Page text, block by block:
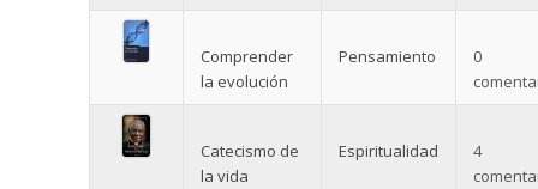
Comprender
la evolución
Pensamiento
0
Catecismo de
la vida
Espiritualidad
4